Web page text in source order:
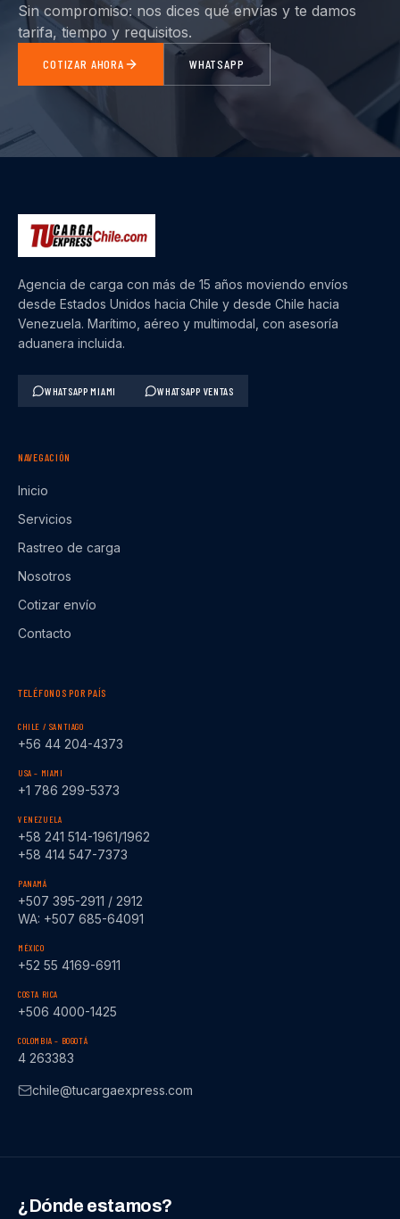
Sin compromiso: nos dices qué envías y te damos
tarifa, tiempo y requisitos.
COTIZAR AHORA WHATSAPP
Agencia de carga con más de 15 años moviendo envíos
desde Estados Unidos hacia Chile y desde Chile hacia
Venezuela. Marítimo, aéreo y multimodal, con asesoría
aduanera incluida.
WHATSAPP MIAMI WHATSAPP VENTAS
NAVEGACIÓN
Inicio
Servicios
Rastreo de carga
Nosotros
Cotizar envío
Contacto
TELÉFONOS POR PAÍS
CHILE / SANTIAGO
+56 44 204-4373
USA – MIAMI
+1 786 299-5373
VENEZUELA
+58 241 514-1961/1962
+58 414 547-7373
PANAMÁ
+507 395-2911 / 2912
WA: +507 685-64091
MÉXICO
+52 55 4169-6911
COSTA RICA
+506 4000-1425
COLOMBIA – BOGOTÁ
4 263383
chile@tucargaexpress.com
¿Dónde estamos?